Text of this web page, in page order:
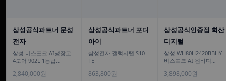
삼성공식파트너 문성
전자
삼성 비스포크 AI냉장고
4도어 902L 1등급
다크 메탈 푸드쇼케이스
2,840,000원
삼성공식파트너 포디
아이
삼성전자 갤럭시탭 S10
FE
863,800원
삼성공식인증점 회산
디지털
삼성 WH80H2420BBHY
비스포크 AI 원바디
입 1등급
3,898,000원